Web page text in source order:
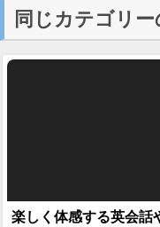
同じカテゴリ
楽しく体感する英会話